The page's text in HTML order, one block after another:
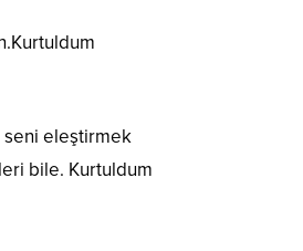
seni eleştirmek
bile. Kurtuldum